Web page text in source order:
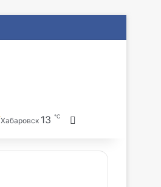
Хабаровск 13 ℃